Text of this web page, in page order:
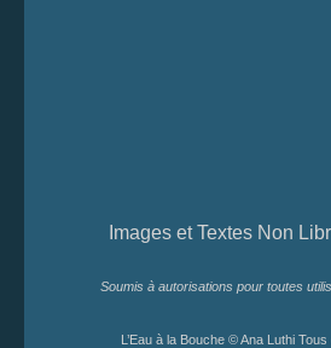
Images et Textes Non
Soumis à autorisations pour toutes
L’Eau à la Bouche © Ana Luthi